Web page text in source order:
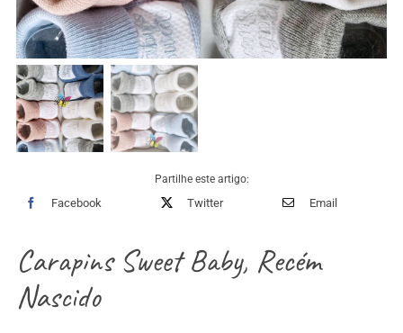
Partilhe este artigo:
Facebook Twitter Email
Carapins Sweet Baby, Recém
Nascido